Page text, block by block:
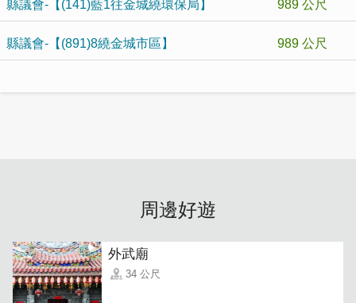
縣議會-【(141)藍1往金城繞環保局】 989 公尺
縣議會-【(891)8繞金城市區】 989 公尺
周邊好遊
外武廟
34 公尺